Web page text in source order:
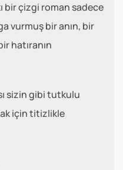
bir çizgi roman sadece
vurmuş bir anın, bir
hatıranın
sizin gibi tutkulu
için titizlikle